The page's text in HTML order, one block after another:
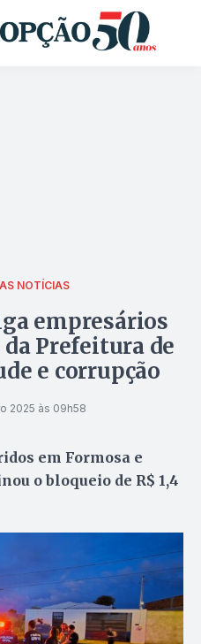
NOTÍCIAS
empresários
Prefeitura de
e corrupção
2025 às 09h58
em Formosa e
o bloqueio de R$ 1,4